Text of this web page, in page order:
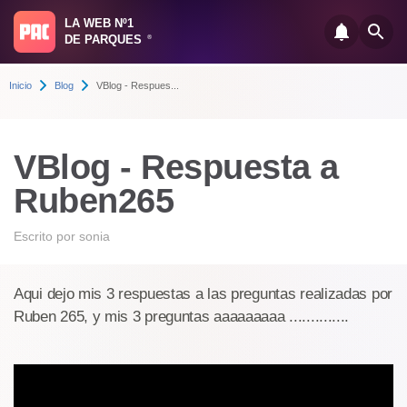
LA WEB Nº1
DE PARQUES
®
Inicio Blog VBlog - Respues...
VBlog - Respuesta a
Ruben265
Escrito por sonia
Aqui dejo mis 3 respuestas a las preguntas realizadas por
Ruben 265, y mis 3 preguntas aaaaaaaaa ..............